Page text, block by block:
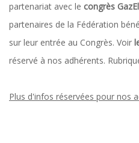
partenariat avec le congrès
partenaires de la Fédération
sur leur entrée au Congrès. Voir
réservé à nos adhérents.
Plus d'infos réservées pour nos